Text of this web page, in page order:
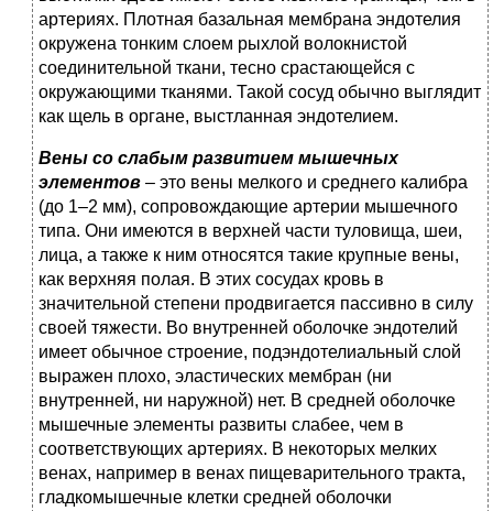
артериях. Плотная базальная мембрана эндотелия
окружена тонким слоем рыхлой волокнистой
соединительной ткани, тесно срастающейся с
окружающими тканями. Такой сосуд обычно выглядит
как щель в органе, выстланная эндотелием.
Вены со слабым развитием мышечных
элементов – это вены мелкого и среднего калибра
(до 1–2 мм), сопровождающие артерии мышечного
типа. Они имеются в верхней части туловища, шеи,
лица, а также к ним относятся такие крупные вены,
как верхняя полая. В этих сосудах кровь в
значительной степени продвигается пассивно в силу
своей тяжести. Во внутренней оболочке эндотелий
имеет обычное строение, подэндотелиальный слой
выражен плохо, эластических мембран (ни
внутренней, ни наружной) нет. В средней оболочке
мышечные элементы развиты слабее, чем в
соответствующих артериях. В некоторых мелких
венах, например в венах пищеварительного тракта,
гладкомышечные клетки средней оболочки